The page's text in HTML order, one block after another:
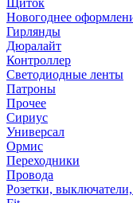
Щиток
Новогоднее
Гирлянды
Дюралайт
Контроллер
Светодиодные ленты
Патроны
Прочее
Сириус
Универсал
Ормис
Переходники
Провода
Розетки,